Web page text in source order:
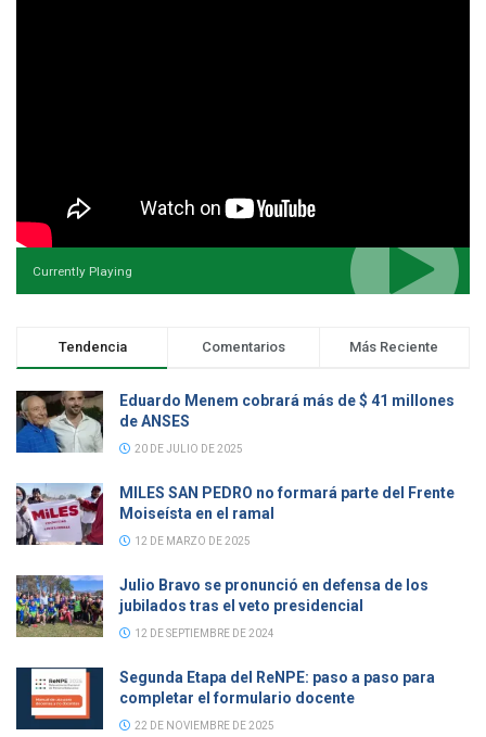
Currently Playing
Tendencia Comentarios Más Reciente
Eduardo Menem cobrará más de $ 41 millones
de ANSES
20 DE JULIO DE 2025
MILES SAN PEDRO no formará parte del Frente
Moiseísta en el ramal
12 DE MARZO DE 2025
Julio Bravo se pronunció en defensa de los
jubilados tras el veto presidencial
12 DE SEPTIEMBRE DE 2024
Segunda Etapa del ReNPE: paso a paso para
completar el formulario docente
22 DE NOVIEMBRE DE 2025